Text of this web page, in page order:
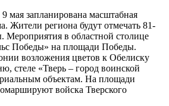
мая запланирована масштабная
Жители региона будут отмечать 81-
Мероприятия в областной столице
Победы» на площади Победы.
возложения цветов к Обелиску
стеле «Тверь – город воинской
объектам. На площади
войска Тверского